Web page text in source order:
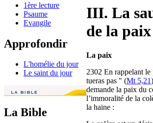
1ère lecture
Psaume
Evangile
Approfondir
L'homélie du jour
Le saint du jour
La Bible
III. La
de la paix
La paix
2302 En rappelant
tueras pas " (Mt 5,21
demande la paix du
l’immoralité de la
la haine :